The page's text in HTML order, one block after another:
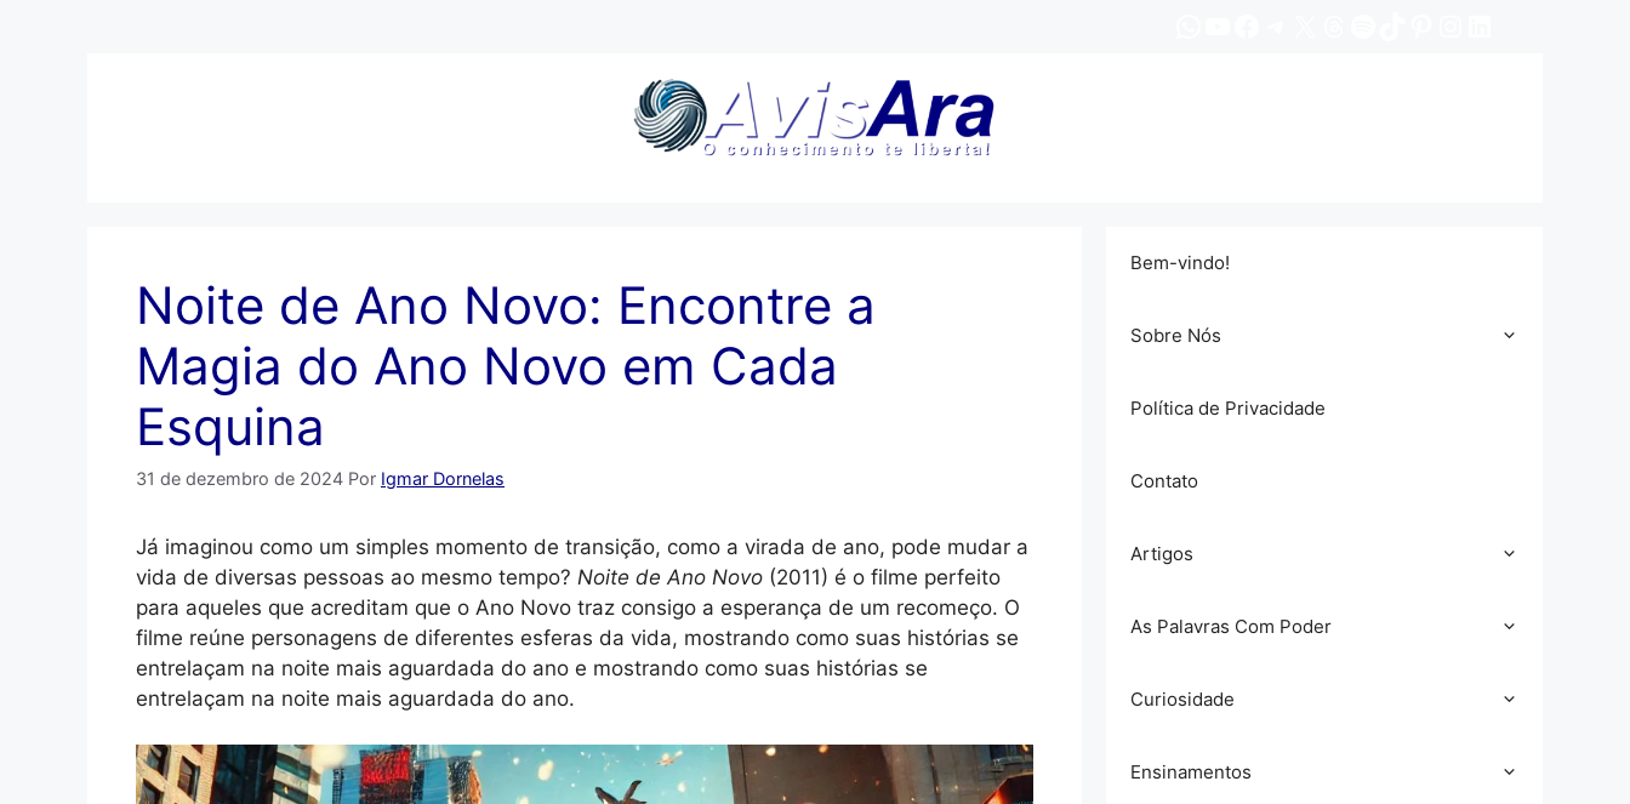
Noite de Ano Novo: Encontre a
Magia do Ano Novo em Cada
Esquina
31 de dezembro de 2024 Por Igmar Dornelas
Já imaginou como um simples momento de transição, como a virada de ano, pode mudar a
vida de diversas pessoas ao mesmo tempo? Noite de Ano Novo (2011) é o filme perfeito
para aqueles que acreditam que o Ano Novo traz consigo a esperança de um recomeço. O
filme reúne personagens de diferentes esferas da vida, mostrando como suas histórias se
entrelaçam na noite mais aguardada do ano e mostrando como suas histórias se
entrelaçam na noite mais aguardada do ano.
Bem-vindo!
Sobre Nós
Política de Privacidade
Contato
Artigos
As Palavras Com Poder
Curiosidade
Ensinamentos